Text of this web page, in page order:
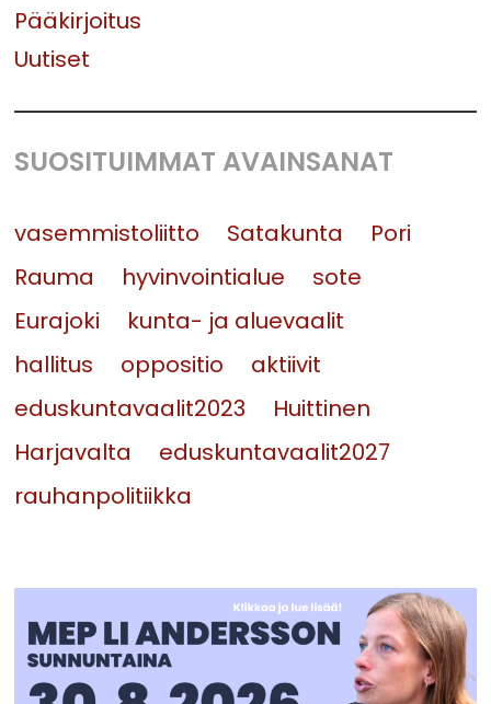
Pääkirjoitus
Uutiset
SUOSITUIMMAT AVAINSANAT
vasemmistoliitto Satakunta
Pori
Rauma
hyvinvointialue
sote
Eurajoki
kunta- ja aluevaalit
hallitus
oppositio
aktiivit
eduskuntavaalit2023
Huittinen
Harjavalta
eduskuntavaalit2027
rauhanpolitiikka